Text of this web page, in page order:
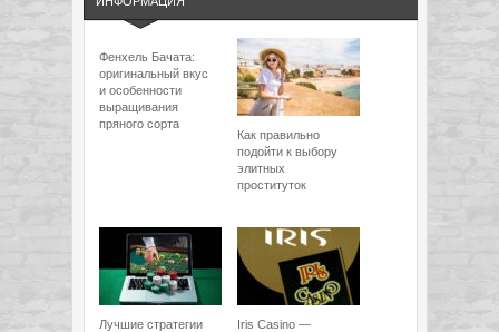
Фенхель Бачата:
оригинальный вкус
и особенности
выращивания
пряного сорта
Как правильно
подойти к выбору
элитных
проституток
Лучшие стратегии
Iris Casino —